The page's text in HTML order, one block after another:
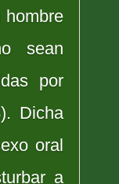
hombre
sean
por
Dicha
oral
a